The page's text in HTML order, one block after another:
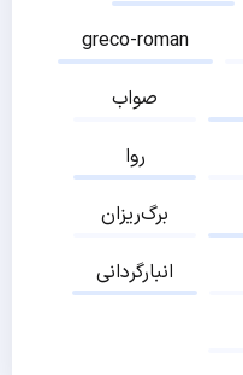
greco-roman
صواب
روا
برگ‌ریزان
انبارگردانی